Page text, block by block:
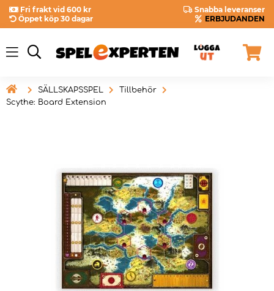
Fri frakt vid 600 kr
Snabba leveranser
Öppet köp 30 dagar
ERBJUDANDEN
 SÄLLSKAPSSPEL
Tillbehör
Scythe: Board Extension